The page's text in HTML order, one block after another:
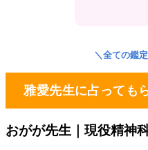
＼全ての鑑
雅愛先生に占っても
おがが先生｜ 現役精神